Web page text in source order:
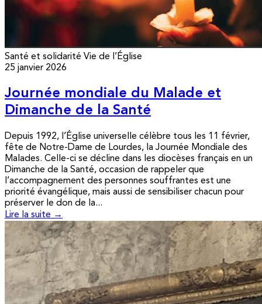
Santé et solidarité Vie de l’Église
25 janvier 2026
Journée mondiale du Malade et
Dimanche de la Santé
Depuis 1992, l’Église universelle célèbre tous les 11 février,
fête de Notre-Dame de Lourdes, la Journée Mondiale des
Malades. Celle-ci se décline dans les diocèses français en un
Dimanche de la Santé, occasion de rappeler que
l’accompagnement des personnes souffrantes est une
priorité évangélique, mais aussi de sensibiliser chacun pour
préserver le don de la...
Lire la suite →